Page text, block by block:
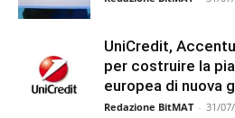
UniCredit,
per costruire la
europea di nuova
Redazione BitMAT - 31/